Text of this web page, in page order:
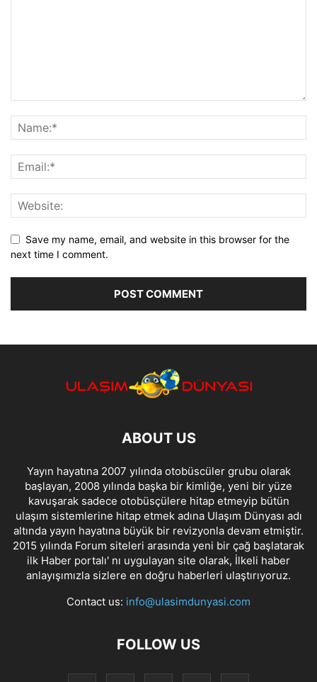
Save my name, email, and website in this browser for the
next time I comment.
ABOUT US
Yayın hayatına 2007 yılında otobüscüler grubu olarak
başlayan, 2008 yılında başka bir kimliğe, yeni bir yüze
kavuşarak sadece otobüsçülere hitap etmeyip bütün
ulaşım sistemlerine hitap etmek adına Ulaşım Dünyası adı
altında yayın hayatına büyük bir revizyonla devam etmiştir.
2015 yılında Forum siteleri arasında yeni bir çağ başlatarak
ilk Haber portalı' nı uygulayan site olarak, İlkeli haber
anlayışımızla sizlere en doğru haberleri ulaştırıyoruz.
Contact us: info@ulasimdunyasi.com
FOLLOW US